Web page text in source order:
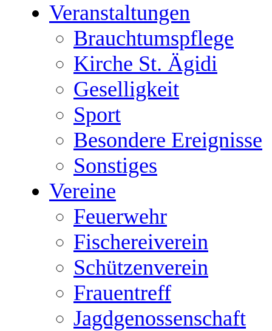
Veranstaltungen
Brauchtumspflege
Kirche St. Ägidi
Geselligkeit
Sport
Besondere Ereignisse
Sonstiges
Vereine
Feuerwehr
Fischereiverein
Schützenverein
Frauentreff
Jagdgenossenschaft